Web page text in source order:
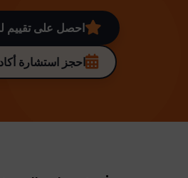
احصل على تقييم
احجز استشارة